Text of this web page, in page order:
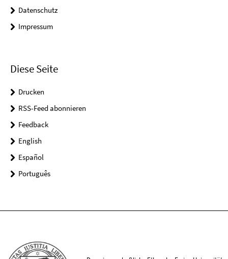
Datenschutz
Impressum
Diese Seite
Drucken
RSS-Feed abonnieren
Feedback
English
Español
Português